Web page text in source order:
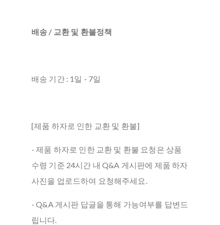
배송 / 교환 및 환불정책
배송 기간 : 1일 - 7일
[제품 하자로 인한 교환 및 환불]
- 제품 하자로 인한 교환 및 환불 요청은 상품
수령 기준 24시간 내 Q&A 게시판에 제품 하자
사진을 업로드하여 요청해주세요.
- Q&A 게시판 답글을 통해 가능여부를 답변드
립니다.